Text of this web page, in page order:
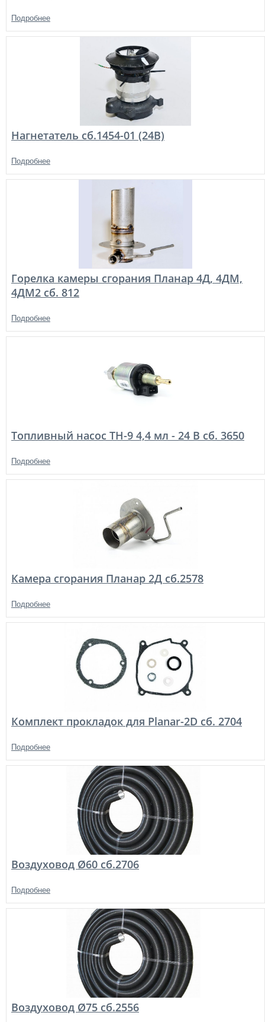
Подробнее
Нагнетатель сб.1454-01 (24В)
Подробнее
Горелка камеры сгорания Планар 4Д, 4ДМ,
4ДМ2 сб. 812
Подробнее
Топливный насос ТН-9 4,4 мл - 24 В сб. 3650
Подробнее
Камера сгорания Планар 2Д сб.2578
Подробнее
Комплект прокладок для Planar-2D cб. 2704
Подробнее
Воздуховод Ø60 сб.2706
Подробнее
Воздуховод Ø75 сб.2556